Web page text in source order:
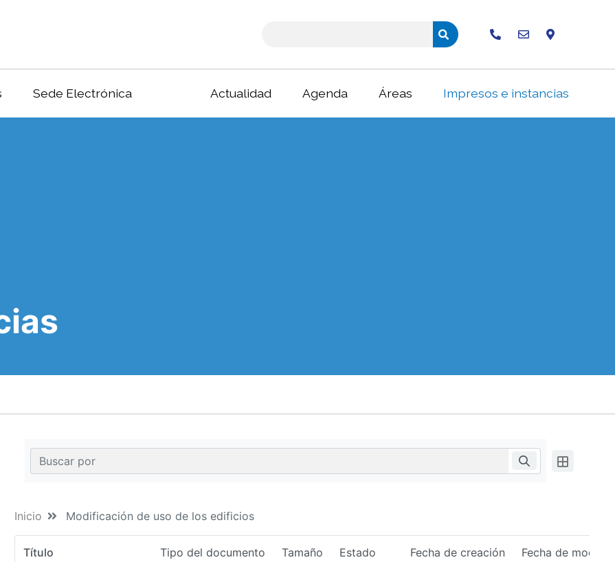
Sede Electrónica Actualidad Agenda Áreas Impresos e instancias
Inicio Modificación de uso de los edificios
Título Tipo del documento Tamaño Estado Fecha de creación Fecha de